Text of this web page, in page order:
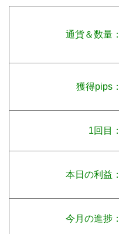
通貨＆数量：
獲得pips：
1回目：
本日の利益：
今月の進捗：